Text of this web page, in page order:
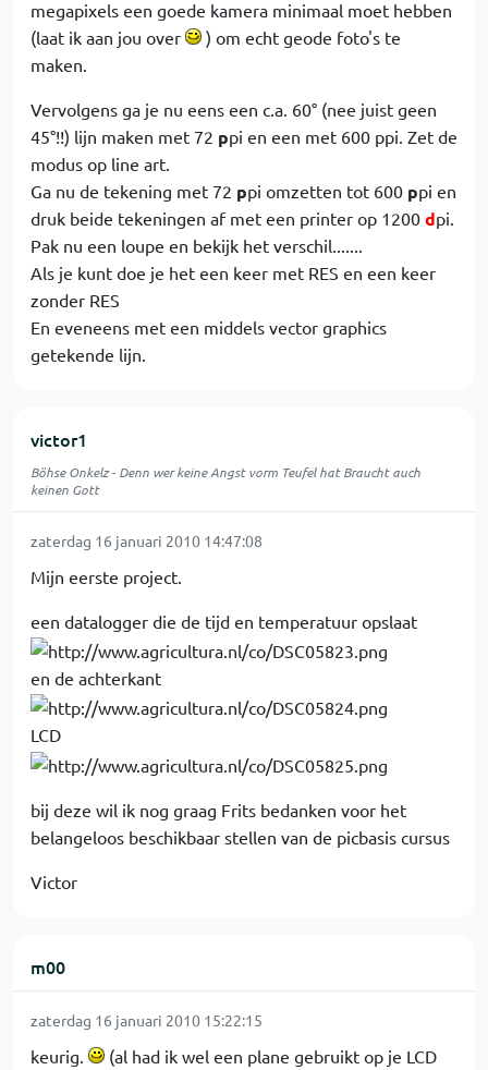
megapixels een goede kamera minimaal moet hebben
(laat ik aan jou over
) om echt geode foto's te
maken.
Vervolgens ga je nu eens een c.a. 60° (nee juist geen
45°!!) lijn maken met 72 ppi en een met 600 ppi. Zet de
modus op line art.
Ga nu de tekening met 72 ppi omzetten tot 600 ppi en
druk beide tekeningen af met een printer op 1200 dpi.
Pak nu een loupe en bekijk het verschil.......
Als je kunt doe je het een keer met RES en een keer
zonder RES
En eveneens met een middels vector graphics
getekende lijn.
victor1
Böhse Onkelz - Denn wer keine Angst vorm Teufel hat Braucht auch
keinen Gott
zaterdag 16 januari 2010 14:47:08
Mijn eerste project.
een datalogger die de tijd en temperatuur opslaat
en de achterkant
LCD
bij deze wil ik nog graag Frits bedanken voor het
belangeloos beschikbaar stellen van de picbasis cursus
Victor
m00
zaterdag 16 januari 2010 15:22:15
keurig.
(al had ik wel een plane gebruikt op je LCD